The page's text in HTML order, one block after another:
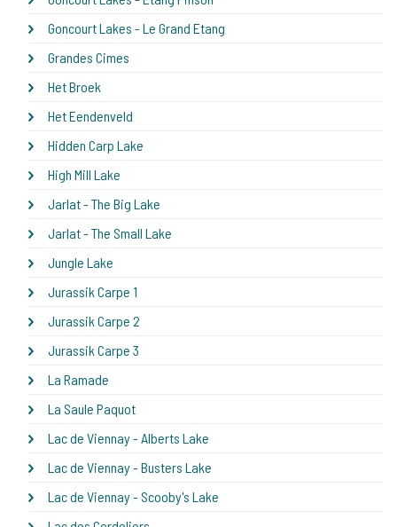
Goncourt Lakes - Le Grand Etang
Grandes Cimes
Het Broek
Het Eendenveld
Hidden Carp Lake
High Mill Lake
Jarlat - The Big Lake
Jarlat - The Small Lake
Jungle Lake
Jurassik Carpe 1
Jurassik Carpe 2
Jurassik Carpe 3
La Ramade
La Saule Paquot
Lac de Viennay - Alberts Lake
Lac de Viennay - Busters Lake
Lac de Viennay - Scooby's Lake